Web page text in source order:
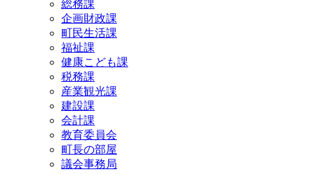
総務課
企画財政課
町民生活課
福祉課
健康こども課
税務課
産業観光課
建設課
会計課
教育委員会
町長の部屋
議会事務局